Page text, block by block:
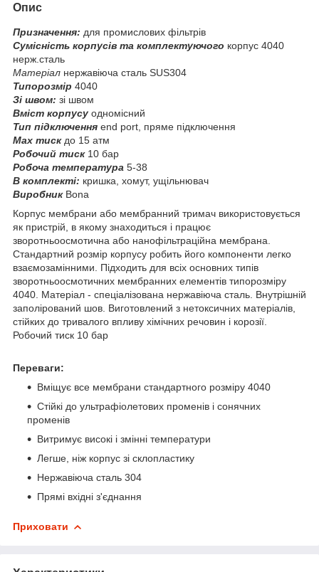
Опис
Призначення: для промислових фільтрів
Сумісність корпусів та комплектуючого корпус 4040
нерж.сталь
Матеріал нержавіюча сталь SUS304
Типорозмір 4040
Зі швом: зі швом
Вміст корпусу одномісний
Тип підключення end port, пряме підключення
Max тискдо 15 атм
Робочий тиск10 бар
Робоча температура 5-38
В комплекті: кришка, хомут, ущільнювач
Виробник Bona
Корпус мембрани або мембранний тримач використовується
як пристрій, в якому знаходиться і працює
зворотньоосмотична або нанофільтраційна мембрана.
Стандартний розмір корпусу робить його компоненти легко
взаємозамінними. Підходить для всіх основних типів
зворотньоосмотичних мембранних елементів типорозміру
4040. Матеріал - спеціалізована нержавіюча сталь. Внутрішній
заполірований шов. Виготовлений з нетоксичних матеріалів,
стійких до тривалого впливу хімічних речовин і корозії.
Робочий тиск 10 бар
Переваги:
Вміщує все мембрани стандартного розміру 4040
Стійкі до ультрафіолетових променів і сонячних
променів
Витримує високі і змінні температури
Легше, ніж корпус зі склопластику
Нержавіюча сталь 304
Прямі вхідні з'єднання
Приховати